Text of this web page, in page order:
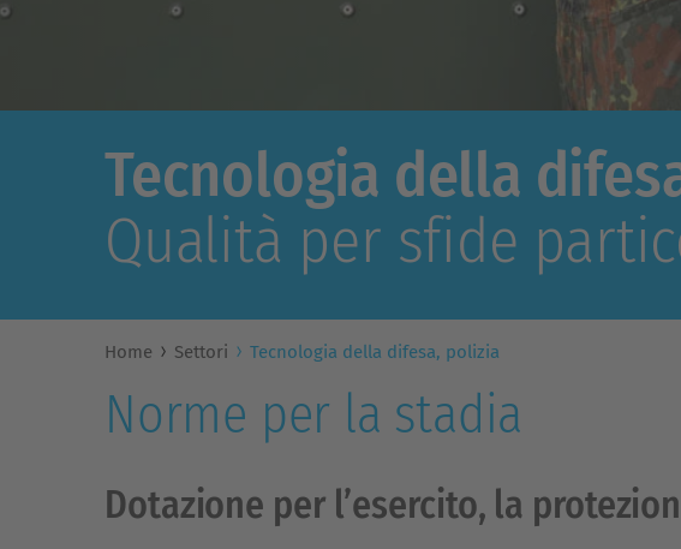
Tecnologia della
Qualità per sfide
Home Settori Tecnologia della difesa, polizia
Norme per la stadia
Dotazione per l’esercito, la